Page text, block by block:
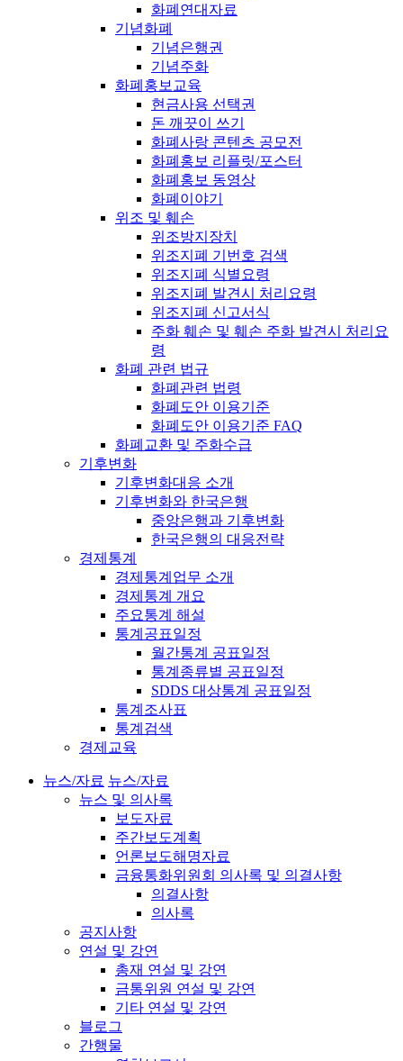
화폐연대자료
기념화폐
기념은행권
기념주화
화폐홍보교육
현금사용 선택권
돈 깨끗이 쓰기
화폐사랑 콘텐츠 공모전
화폐홍보 리플릿/포스터
화폐홍보 동영상
화폐이야기
위조 및 훼손
위조방지장치
위조지폐 기번호 검색
위조지폐 식별요령
위조지폐 발견시 처리요령
위조지폐 신고서식
주화 훼손 및 훼손 주화 발견시 처리요
령
화폐 관련 법규
화폐관련 법령
화폐도안 이용기준
화폐도안 이용기준 FAQ
화폐교환 및 주화수급
기후변화
기후변화대응 소개
기후변화와 한국은행
중앙은행과 기후변화
한국은행의 대응전략
경제통계
경제통계업무 소개
경제통계 개요
주요통계 해설
통계공표일정
월간통계 공표일정
통계종류별 공표일정
SDDS 대상통계 공표일정
통계조사표
통계검색
경제교육
뉴스/자료 뉴스/자료
뉴스 및 의사록
보도자료
주간보도계획
언론보도해명자료
금융통화위원회 의사록 및 의결사항
의결사항
의사록
공지사항
연설 및 강연
총재 연설 및 강연
금통위원 연설 및 강연
기타 연설 및 강연
블로그
간행물